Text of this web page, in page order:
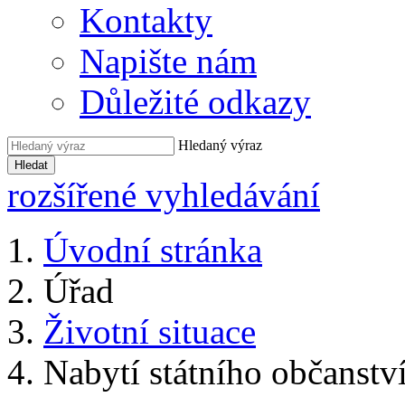
Kontakty
Napište nám
Důležité odkazy
Hledaný výraz
Hledat
rozšířené vyhledávání
Úvodní stránka
Úřad
Životní situace
Nabytí státního